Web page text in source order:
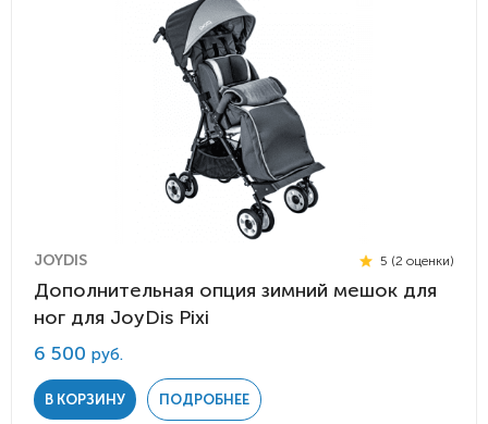
JOYDIS 5 (2 оценки)
Дополнительная опция зимний мешок для
ног для JoyDis Pixi
6 500 руб.
В КОРЗИНУ ПОДРОБНЕЕ